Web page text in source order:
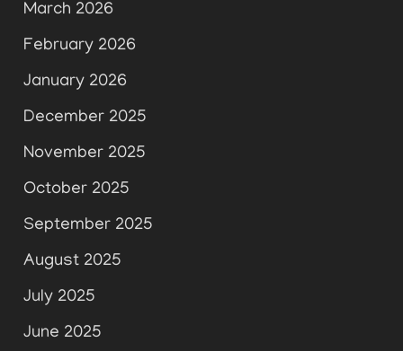
March 2026
February 2026
January 2026
December 2025
November 2025
October 2025
September 2025
August 2025
July 2025
June 2025